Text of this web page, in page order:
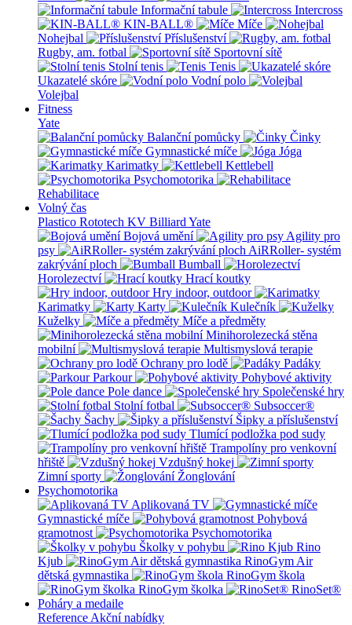
Informační tabule
Intercross
KIN-BALL®
Míče
Nohejbal
Příslušenství
Rugby, am. fotbal
Sportovní sítě
Stolní tenis
Tenis
Ukazatelé skóre
Vodní polo
Volejbal
Fitness
Yate
Balanční pomůcky
Činky
Gymnastické míče
Jóga
Karimatky
Kettlebell
Psychomotorika
Rehabilitace
Volný čas
Plastico Rototech KV Billiard Yate
Bojová umění
Agility pro
psy
AiRRoller- systém
zakrývání ploch
Bumball
Horolezectví
Hrací koutky
Hry indoor, outdoor
Karimatky
Karty
Kulečník
Kuželky
Míče a předměty
Minihorolezecká stěna
mobilní
Multismyslová terapie
Ochrany pro lodě
Padáky
Parkour
Pohybové aktivity
Pole dance
Společenské hry
Stolní fotbal
Subsoccer®
Šachy
Šipky a příslušenství
Tlumící podložka pod sudy
Trampolíny pro venkovní
hřiště
Vzdušný hokej
Zimní sporty
Žonglování
Psychomotorika
Aplikovaná TV
Gymnastické míče
Pohybová
gramotnost
Psychomotorika
Školky v pohybu
Rino
Kjub
RinoGym Air
dětská gymnastika
RinoGym škola
RinoGym školka
RinoSet®
Poháry a medaile
Reference Akční nabídky